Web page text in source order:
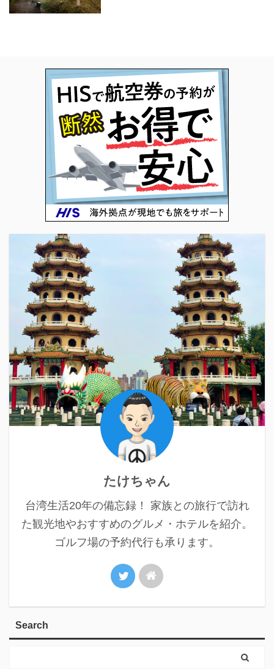
たけちゃん
台湾生活20年の備忘録！ 家族との旅行で訪れ
た観光地やおすすめのグルメ・ホテルを紹介。
ゴルフ場の予約代行も承ります。
Search